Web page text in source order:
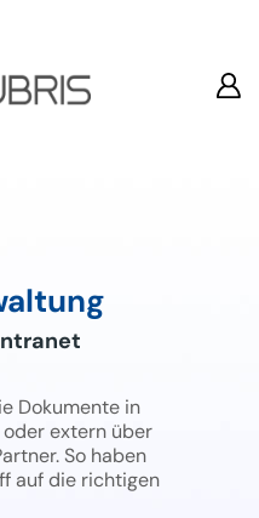
Dokumente in
extern über
So haben
auf die richtigen